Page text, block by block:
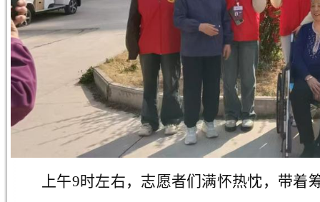
上午9时左右，志愿者们满怀热忱，带着